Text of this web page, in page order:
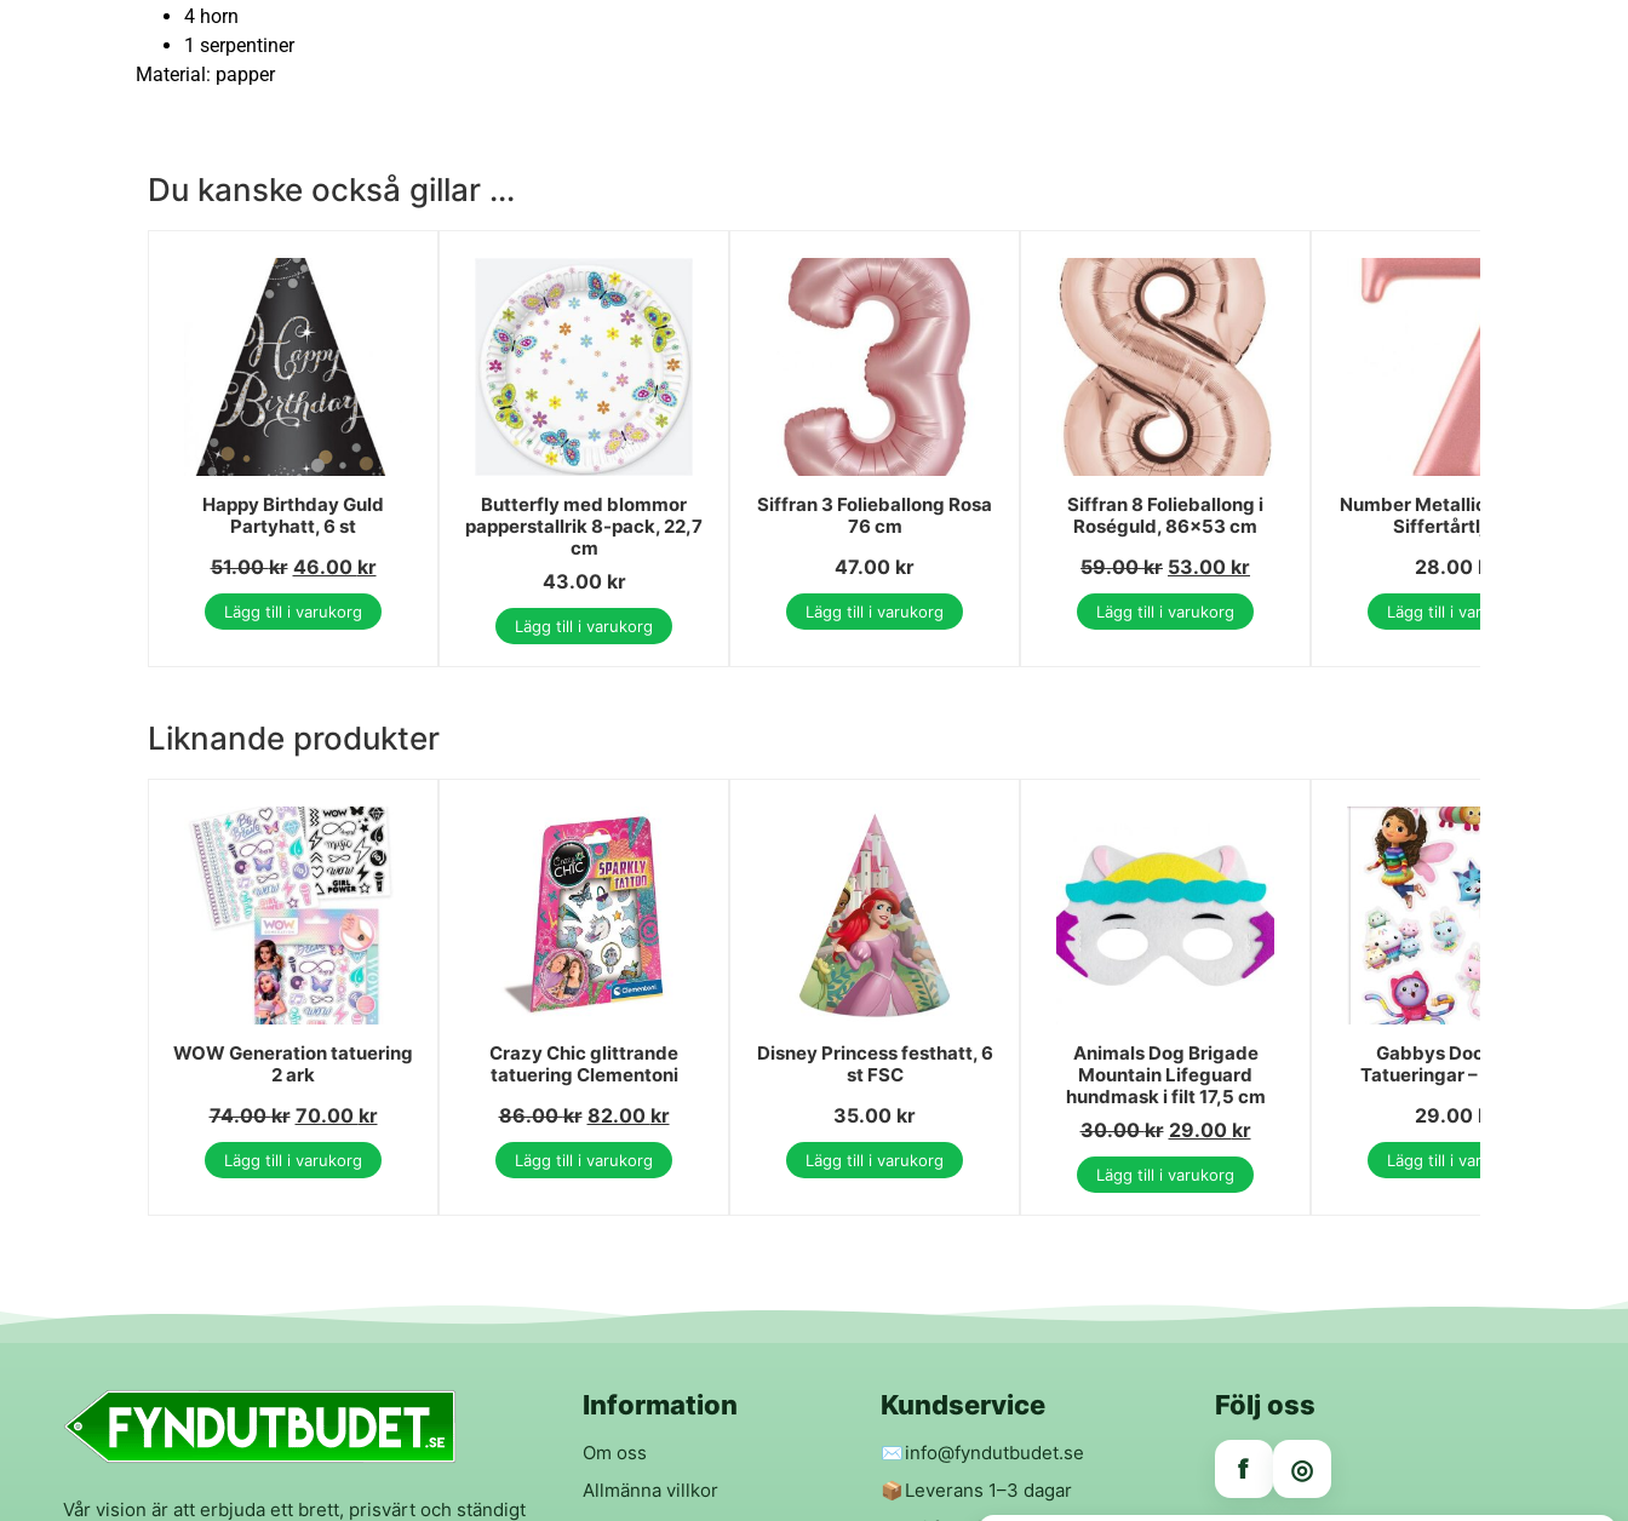
4 horn
1 serpentiner
Material: papper
Du kanske också gillar ...
Happy Birthday Guld
Partyhatt, 6 st
51.00kr 46.00 kr
Lägg till i varukorg
Butterfly med blommor
papperstallrik 8-pack, 22,7
cm
43.00 kr
Lägg till i varukorg
Siffran 3 Folieballong Rosa
76 cm
47.00 kr
Lägg till i varukorg
Siffran 8 Folieballong i
Roséguld, 86x53 cm
59.00kr 53.00 kr
Lägg till i varukorg
Number Metallic Roséguld
Siffertårtljus 7
28.00 kr
Lägg till i varukorg
Liknande produkter
WOW Generation tatuering
2 ark
74.00kr 70.00 kr
Lägg till i varukorg
Crazy Chic glittrande
tatuering Clementoni
86.00kr 82.00 kr
Lägg till i varukorg
Disney Princess festhatt, 6
st FSC
35.00 kr
Lägg till i varukorg
Animals Dog Brigade
Mountain Lifeguard
hundmask i filt 17,5 cm
30.00kr 29.00 kr
Lägg till i varukorg
Gabbys Dockskåp
Tatueringar – 12-pack
29.00 kr
Lägg till i varukorg
Vår vision är att erbjuda ett brett, prisvärt och ständigt
Information
Om oss
Allmänna villkor
Kundservice
✉️info@fyndutbudet.se
📦 Leverans 1–3 dagar
Följ oss
f ◎